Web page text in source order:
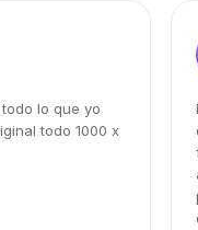
lo que yo
todo 1000 x